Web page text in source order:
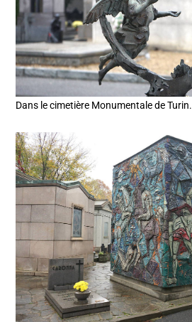
Dans le cimetière Monumentale de Turin.